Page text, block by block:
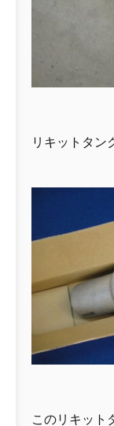
リキットタン
このリキット